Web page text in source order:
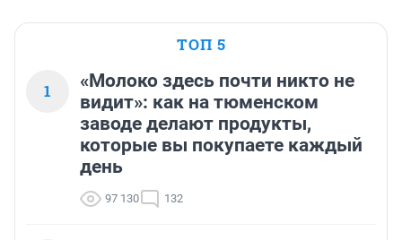
ТОП 5
1
«Молоко здесь почти никто не
видит»: как на тюменском
заводе делают продукты,
которые вы покупаете каждый
день
97 130 132